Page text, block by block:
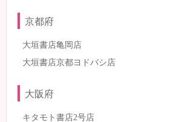
京都府
大垣書店亀岡店
大垣書店京都ヨドバシ店
大阪府
キタモト書店2号店